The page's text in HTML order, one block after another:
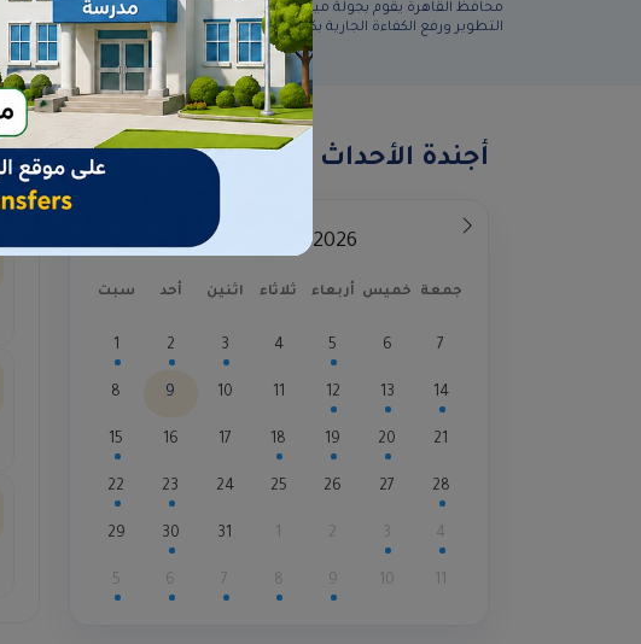
محافظ القاهرة يقوم بجولة ميدانية لتفقد أعمال
التطوير ورفع الكفاءة الجارية بكوبري الليمون
محافظ القاهرة يتفقد
شلتر الكلاب الضالة بمدينة
أجندة الأحداث عرض المزيد
سبت أحد اثنين ثلاثاء أربعاء خميس جمعة
1 2 3 4 5 6 7
8 9 10 11 12 13 14
15 16 17 18 19 20 21
22 23 24 25 26 27 28
29 30 31 1 2 3 4
5 6 7 8 9 10 11